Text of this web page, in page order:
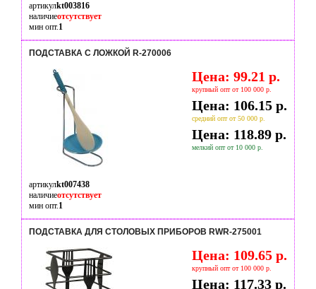
артикулkt003816
наличиеотсутствует
мин опт.1
ПОДСТАВКА С ЛОЖКОЙ R-270006
Цена: 99.21 р.
крупный опт от 100 000 р.
Цена: 106.15 р.
средний опт от 50 000 р.
Цена: 118.89 р.
мелкий опт от 10 000 р.
артикулkt007438
наличиеотсутствует
мин опт.1
ПОДСТАВКА ДЛЯ СТОЛОВЫХ ПРИБОРОВ RWR-275001
Цена: 109.65 р.
крупный опт от 100 000 р.
Цена: 117.33 р.